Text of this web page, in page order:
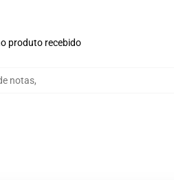
produto recebido
notas,